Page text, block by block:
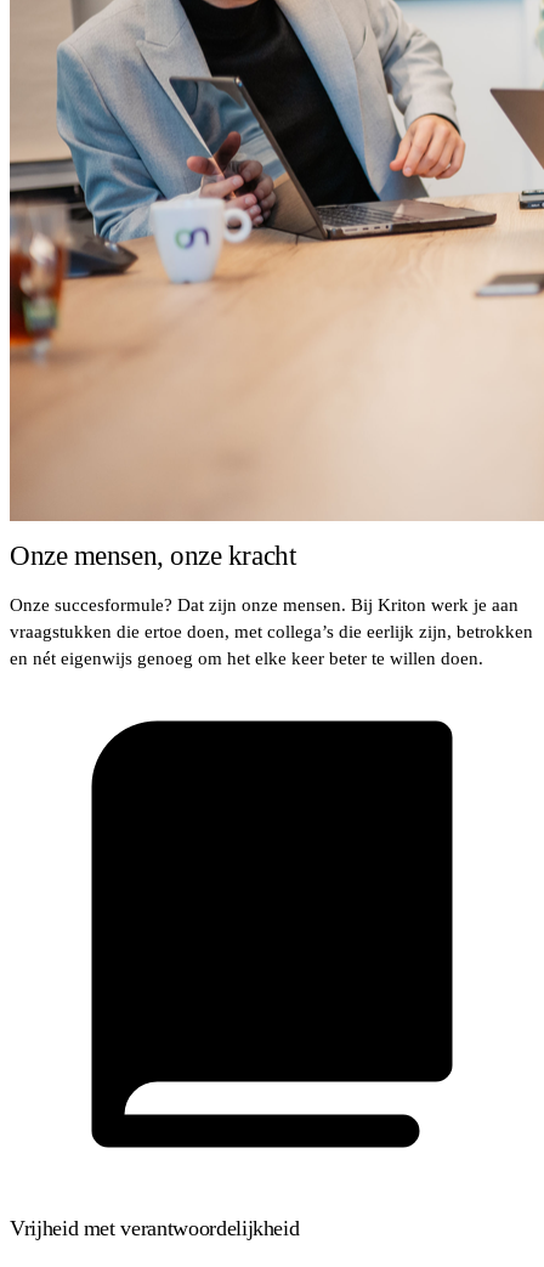
Onze mensen, onze kracht
Onze succesformule? Dat zijn onze mensen. Bij Kriton werk je aan
vraagstukken die ertoe doen, met collega’s die eerlijk zijn, betrokken
en nét eigenwijs genoeg om het elke keer beter te willen doen.
Vrijheid met verantwoordelijkheid